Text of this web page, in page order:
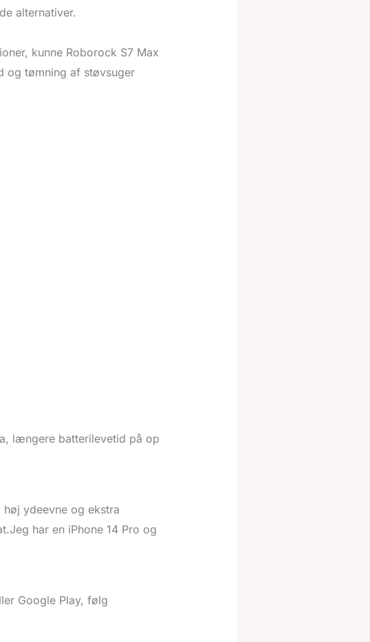
alternativer.
kunne Roborock S7 Max
og tømning af støvsuger
længere batterilevetid på op
ydeevne og ekstra
har en iPhone 14 Pro og
Google Play, følg